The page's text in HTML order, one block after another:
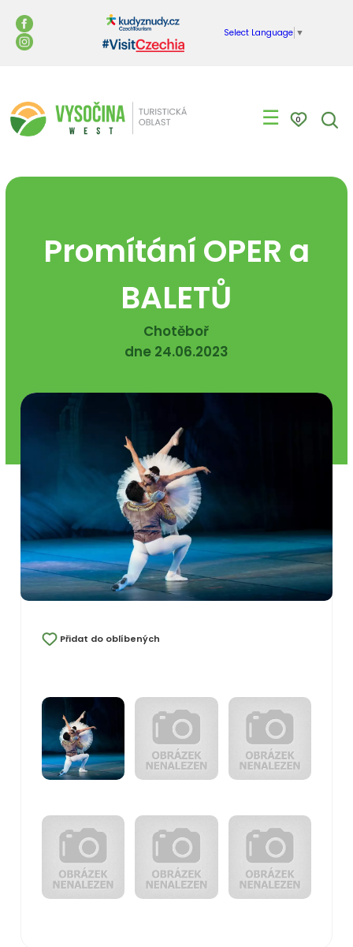
Select Language ▼
☰ 0
Promítání OPER a
BALETŮ
Chotěboř
dne 24.06.2023
Přidat do oblíbených